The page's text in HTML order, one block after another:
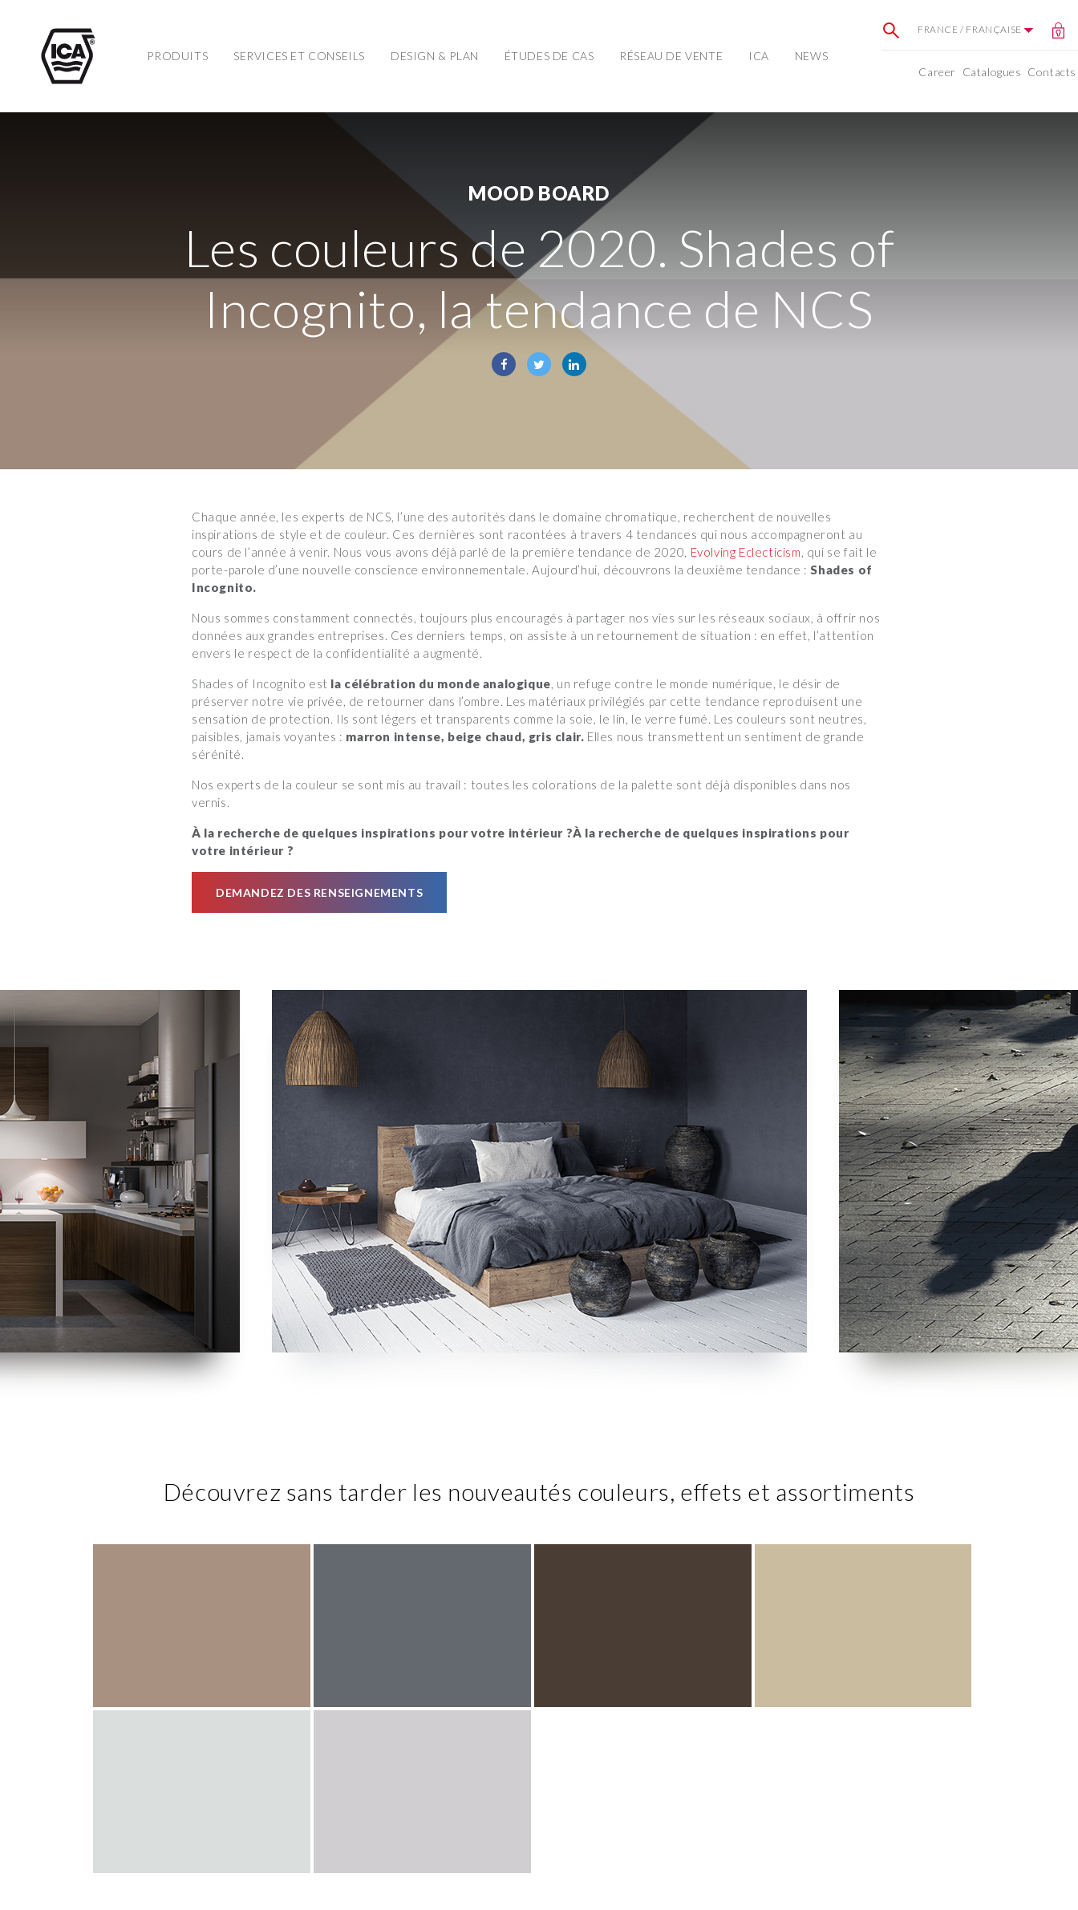
PRODUITS SERVICES ET CONSEILS DESIGN & PLAN ÉTUDES DE CAS RÉSEAU DE VENTE ICA NEWS
FRANCE / FRANÇAISE
Career Catalogues Contacts
MOOD BOARD
Les couleurs de 2020. Shades of
Incognito, la tendance de NCS
Chaque année, les experts de NCS, l’une des autorités dans le domaine chromatique, recherchent de nouvelles
inspirations de style et de couleur. Ces dernières sont racontées à travers 4 tendances qui nous accompagneront au
cours de l’année à venir. Nous vous avons déjà parlé de la première tendance de 2020, Evolving Eclecticism, qui se fait le
porte-parole d’une nouvelle conscience environnementale. Aujourd’hui, découvrons la deuxième tendance :Shades of
Incognito.
Nous sommes constamment connectés, toujours plus encouragés à partager nos vies sur les réseaux sociaux, à offrir nos
données aux grandes entreprises. Ces derniers temps, on assiste à un retournement de situation : en effet, l’attention
envers le respect de la confidentialité a augmenté.
Shades of Incognito est la célébration du monde analogique, un refuge contre le monde numérique, le désir de
préserver notre vie privée, de retourner dans l’ombre. Les matériaux privilégiés par cette tendance reproduisent une
sensation de protection. Ils sont légers et transparents comme la soie, le lin, le verre fumé. Les couleurs sont neutres,
paisibles, jamais voyantes : marron intense, beige chaud, gris clair. Elles nous transmettent un sentiment de grande
sérénité.
Nos experts de la couleur se sont mis au travail : toutes les colorations de la palette sont déjà disponibles dans nos
vernis.
À la recherche de quelques inspirations pour votre intérieur ?À la recherche de quelques inspirations pour
votre intérieur ?
DEMANDEZ DES RENSEIGNEMENTS
Découvrez sans tarder les nouveautés couleurs, effets et assortiments